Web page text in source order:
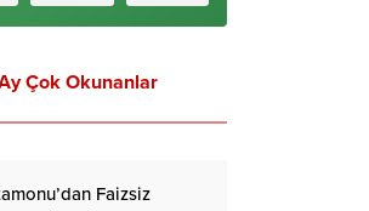
Çok Okunanlar
Faizsiz